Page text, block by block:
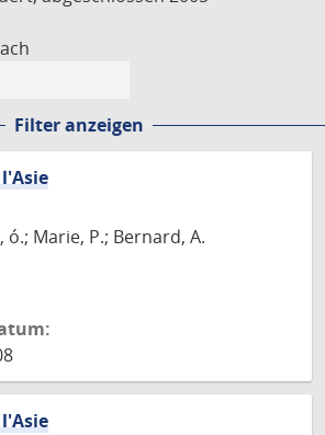
Filter anzeigen
ó.; Marie, P.; Bernard, A.